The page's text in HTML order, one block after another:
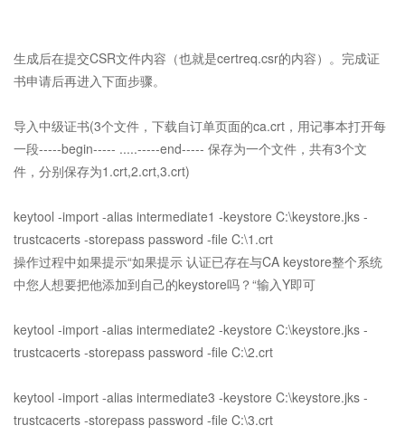
生成后在提交CSR文件内容（也就是certreq.csr的内容）。完成证
书申请后再进入下面步骤。
导入中级证书(3个文件，下载自订单页面的ca.crt，用记事本打开每
一段-----begin----- .....-----end----- 保存为一个文件，共有3个文
件，分别保存为1.crt,2.crt,3.crt)
keytool -import -alias intermediate1 -keystore C:\keystore.jks -
trustcacerts -storepass password -file C:\1.crt
操作过程中如果提示“如果提示 认证已存在与CA keystore整个系统
中您人想要把他添加到自己的keystore吗？“输入Y即可
keytool -import -alias intermediate2 -keystore C:\keystore.jks -
trustcacerts -storepass password -file C:\2.crt
keytool -import -alias intermediate3 -keystore C:\keystore.jks -
trustcacerts -storepass password -file C:\3.crt